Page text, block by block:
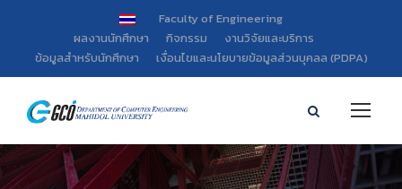
Faculty of Engineering
ผลงานนักศึกษา
กิจกรรม
งานวิจัยและบริการ
ข้อมูลสำหรับนักศึกษา
เงื่อนไขและนโยบายข้อมูลส่วนบุคลล (PDPA)